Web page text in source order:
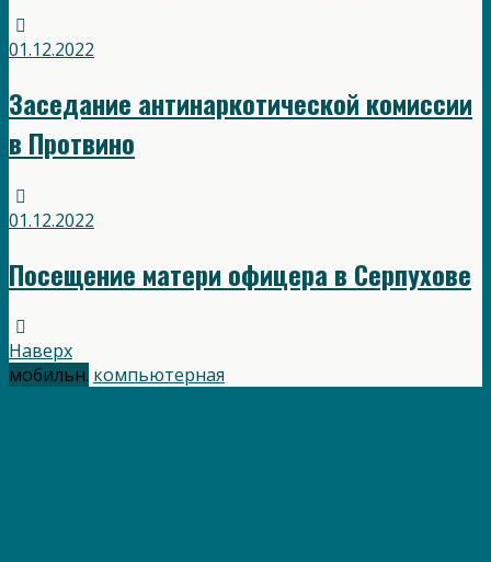
01.12.2022
Заседание антинаркотической комиссии
в Протвино
01.12.2022
Посещение матери офицера в Серпухове
Наверх
мобильн. компьютерная